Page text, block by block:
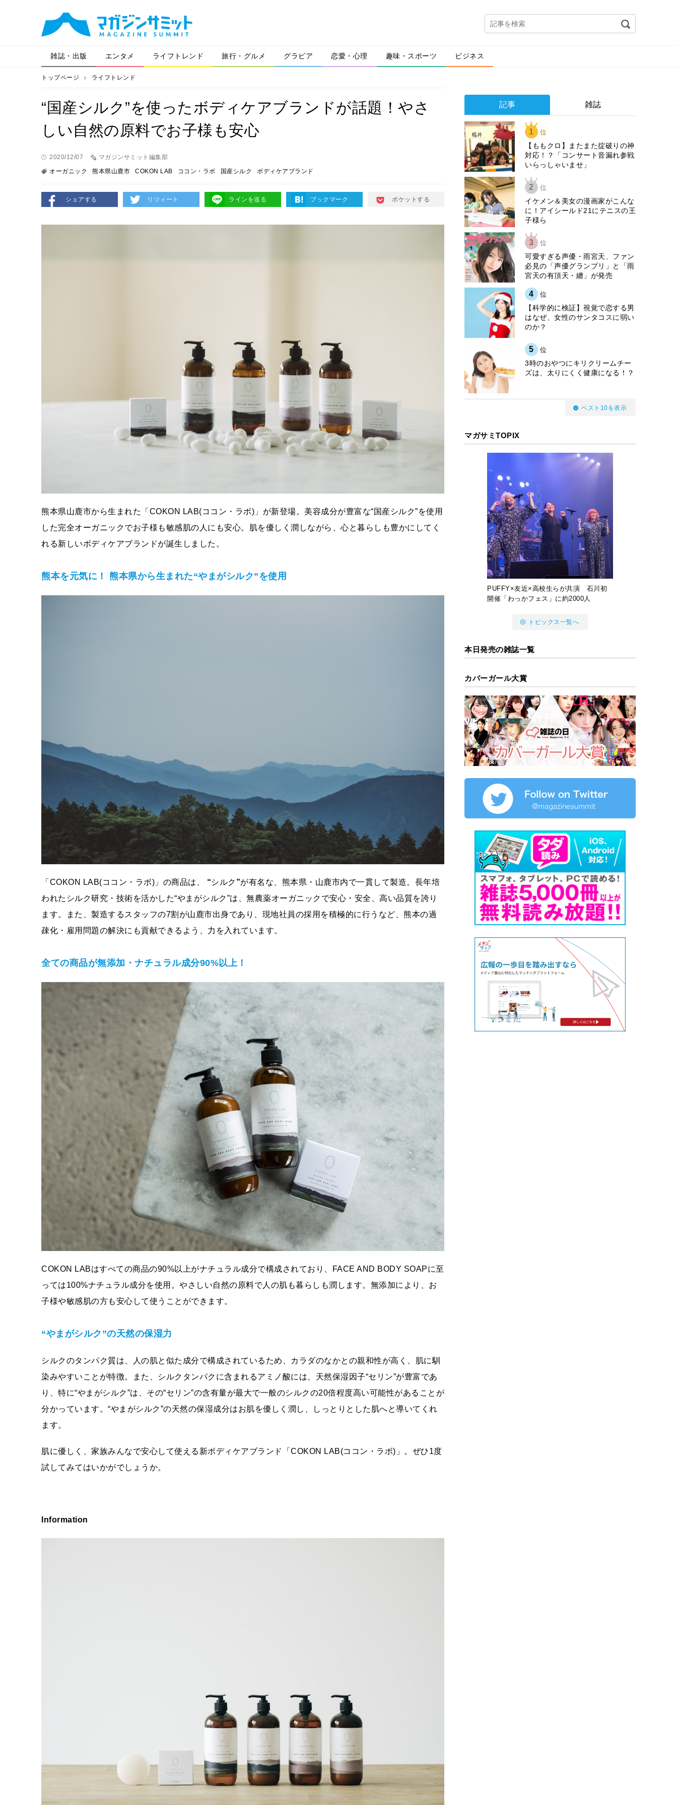
雑誌・出版 エンタメ ライフトレンド 旅行・グルメ グラビア 恋愛・心理 趣味・スポーツ ビジネス
トップページ ライフトレンド
“国産シルク”を使ったボディケアブランドが話題！やさ
しい自然の原料でお子様も安心
2020/12/07
マガジンサミット編集部
オーガニック
熊本県山鹿市 COKON LAB ココン・ラボ 国産シルク ボディケアブランド
シェアする リツィート ラインを送る ブックマーク ポケットする
熊本県山鹿市から生まれた「COKON LAB(ココン・ラボ)」が新登場。美容成分が豊富な“国産シルク”を使用
した完全オーガニックでお子様も敏感肌の人にも安心。肌を優しく潤しながら、心と暮らしも豊かにしてく
れる新しいボディケアブランドが誕生しました。
熊本を元気に！ 熊本県から生まれた“やまがシルク”を使用
「COKON LAB(ココン・ラボ)」の商品は、 “シルク ”が有名な、熊本県・山鹿市内で一貫して製造。長年培
われたシルク研究・技術を活かした“やまがシルク”は、無農薬オーガニックで安心・安全、高い品質を誇り
ます。また、製造するスタッフの7割が山鹿市出身であり、現地社員の採用を積極的に行うなど、熊本の過
疎化・雇用問題の解決にも貢献できるよう、力を入れています。
全ての商品が無添加・ナチュラル成分90%以上！
COKON LABはすべての商品の90%以上がナチュラル成分で構成されており、FACE AND BODY SOAPに至
っては100%ナチュラル成分を使用。やさしい自然の原料で人の肌も暮らしも潤します。無添加により、お
子様や敏感肌の方も安心して使うことができます。
“やまがシルク”の天然の保湿力
シルクのタンパク質は、人の肌と似た成分で構成されているため、カラダのなかとの親和性が高く、肌に馴
染みやすいことが特徴。また、シルクタンパクに含まれるアミノ酸には、天然保湿因子“セリン”が豊富であ
り、特に“やまがシルク”は、その“セリン”の含有量が最大で一般のシルクの20倍程度高い可能性があることが
分かっています。“やまがシルク”の天然の保湿成分はお肌を優しく潤し、しっとりとした肌へと導いてくれ
ます。
肌に優しく、家族みんなで安心して使える新ボディケアブランド「COKON LAB(ココン・ラボ)」。ぜひ1度
試してみてはいかがでしょうか。
Information
記事 雑誌
1 位
【ももクロ】またまた掟破りの神
対応！？「コンサート音漏れ参戦
いらっしゃいませ」
2 位
イケメン＆美女の漫画家がこんな
に！アイシールド21にテニスの王
子様ら
3 位
可愛すぎる声優・雨宮天、ファン
必見の「声優グランプリ」と「雨
宮天の有頂天・纏」が発売
4 位
【科学的に検証】視覚で恋する男
はなぜ、女性のサンタコスに弱い
のか？
5 位
3時のおやつにキリクリームチー
ズは、太りにくく健康になる！？
ベスト10を表示
マガサミTOPIX
PUFFY×友近×高校生らが共演 石川初
開催「わっかフェス」に約2000人
トピックス一覧へ
本日発売の雑誌一覧
カバーガール大賞